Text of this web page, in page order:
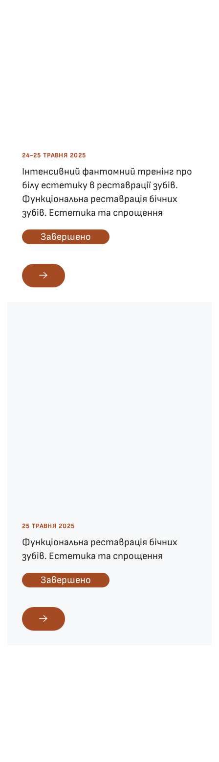
24-25 ТРАВНЯ 2025
Інтенсивний фантомний тренінг про
білу естетику в реставрації зубів.
Функціональна реставрація бічних
зубів. Естетика та спрощення
Завершено
25 ТРАВНЯ 2025
Функціональна реставрація бічних
зубів. Естетика та спрощення
Завершено